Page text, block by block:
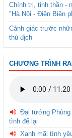
Chính trị, tinh thần -
"Hà Nội - Điện Biên
Cảnh giác trước
thù địch
CHƯƠNG TRÌNH
Đại tướng Phùng
tình để lại
Xanh mãi tình